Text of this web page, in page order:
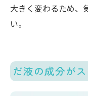
大きく変わるため、
い。
だ液の成分が